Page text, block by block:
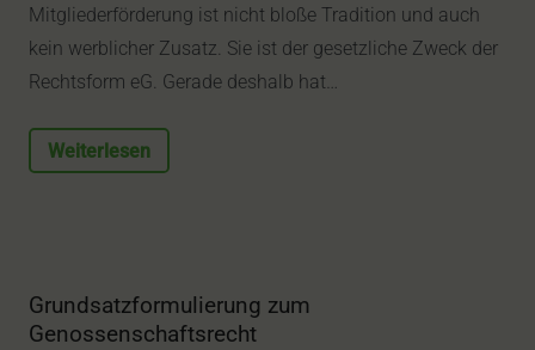
Mitgliederförderung ist nicht bloße Tradition und auch
kein werblicher Zusatz. Sie ist der gesetzliche Zweck der
Rechtsform eG. Gerade deshalb hat…
Weiterlesen
Grundsatzformulierung zum
Genossenschaftsrecht